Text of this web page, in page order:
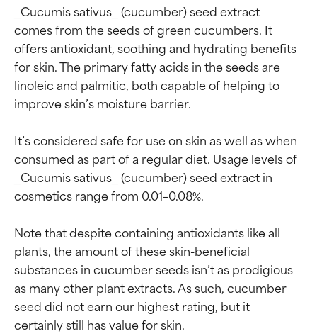
_Cucumis sativus_ (cucumber) seed extract
comes from the seeds of green cucumbers. It
offers antioxidant, soothing and hydrating benefits
for skin. The primary fatty acids in the seeds are
linoleic and palmitic, both capable of helping to
improve skin’s moisture barrier.
It’s considered safe for use on skin as well as when
consumed as part of a regular diet. Usage levels of
_Cucumis sativus_ (cucumber) seed extract in
cosmetics range from 0.01–0.08%.
Note that despite containing antioxidants like all
plants, the amount of these skin-beneficial
substances in cucumber seeds isn’t as prodigious
as many other plant extracts. As such, cucumber
seed did not earn our highest rating, but it
Valutazione degli
ingredienti
OTTIMO
Comprovati e sostenuti da studi
indipendenti. Ingrediente attivo
Valutazione degli
ingredienti
OTTIMO
Comprovati e sostenuti da studi
indipendenti. Ingrediente attivo